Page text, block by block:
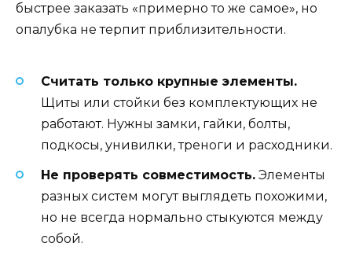
быстрее заказать «примерно то же самое», но
опалубка не терпит приблизительности.
Считать только крупные элементы.
Щиты или стойки без комплектующих не
работают. Нужны замки, гайки, болты,
подкосы, унивилки, треноги и расходники.
Не проверять совместимость. Элементы
разных систем могут выглядеть похожими,
но не всегда нормально стыкуются между
собой.